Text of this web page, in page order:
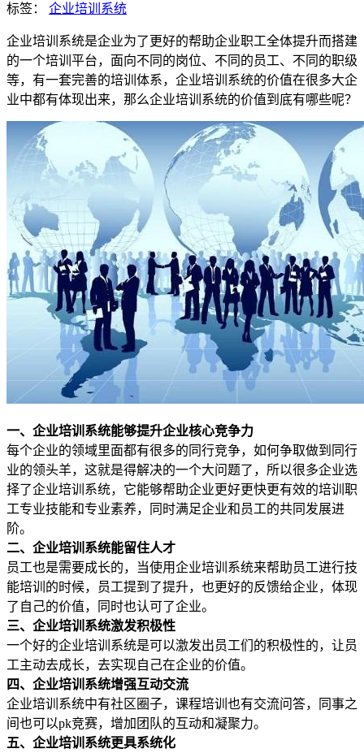
标签：
企业培训系统
企业培训系统是企业为了更好的帮助企业职工全体提升而搭建
的一个培训平台，面向不同的岗位、不同的员工、不同的职级
等，有一套完善的培训体系，企业培训系统的价值在很多大企
业中都有体现出来，那么企业培训系统的价值到底有哪些呢？
一、企业培训系统能够提升企业核心竞争力
每个企业的领域里面都有很多的同行竞争，如何争取做到同行
业的领头羊，这就是得解决的一个大问题了，所以很多企业选
择了企业培训系统，它能够帮助企业更好更快更有效的培训职
工专业技能和专业素养，同时满足企业和员工的共同发展进
阶。
二、企业培训系统能留住人才
员工也是需要成长的，当使用企业培训系统来帮助员工进行技
能培训的时候，员工提到了提升，也更好的反馈给企业，体现
了自己的价值，同时也认可了企业。
三、企业培训系统激发积极性
一个好的企业培训系统是可以激发出员工们的积极性的，让员
工主动去成长，去实现自己在企业的价值。
四、企业培训系统增强互动交流
企业培训系统中有社区圈子，课程培训也有交流问答，同事之
间也可以pk竞赛，增加团队的互动和凝聚力。
五、企业培训系统更具系统化